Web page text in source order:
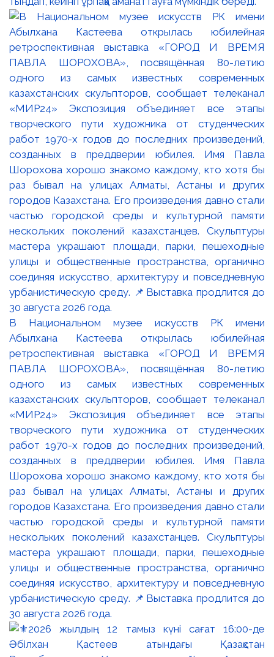
В Национальном музее искусств РК имени
Абылхана Кастеева открылась юбилейная
ретроспективная выставка «ГОРОД И ВРЕМЯ
ПАВЛА ШОРОХОВА», посвящённая 80-летию
одного из самых известных современных
казахстанских скульпторов, сообщает телеканал
«МИР24» Экспозиция объединяет все этапы
творческого пути художника от студенческих
работ 1970-х годов до последних произведений,
созданных в преддверии юбилея. Имя Павла
Шорохова хорошо знакомо каждому, кто хотя бы
раз бывал на улицах Алматы, Астаны и других
городов Казахстана. Его произведения давно стали
частью городской среды и культурной памяти
нескольких поколений казахстанцев. Скульптуры
мастера украшают площади, парки, пешеходные
улицы и общественные пространства, органично
соединяя искусство, архитектуру и повседневную
урбанистическую среду. 📌Выставка продлится до
30 августа 2026 года.